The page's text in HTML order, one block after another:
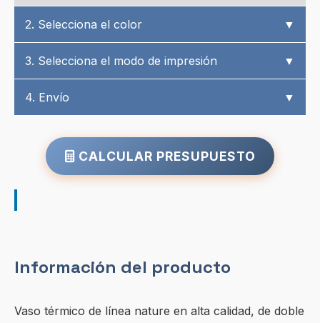
2. Selecciona el color ▼
3. Selecciona el modo de impresión ▼
4. Envío ▼
CALCULAR PRESUPUESTO
Información del producto
Vaso térmico de línea nature en alta calidad, de doble